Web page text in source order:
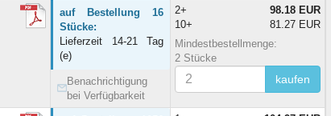
auf Bestellung 16
Stücke:
Lieferzeit 14-21 Tag
(e)
Benachrichtigung
bei Verfügbarkeit
2+
98.18 EUR
10+
81.27 EUR
Mindestbestellmenge:
2 Stücke
kaufen